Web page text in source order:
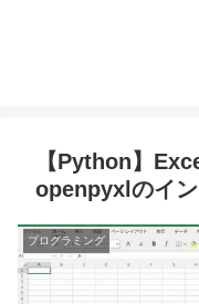
【Python】
openpyxlのイ
プログラミング